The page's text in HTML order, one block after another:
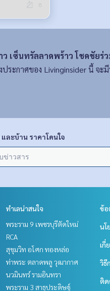
8
เซ็นทรัลลาดพร้าว โชคชัยร่
ระกาศของ Livinginsider นี้ จะมี
ละบ้าน ราคาโดนใจ
ทำเลน่าสนใจ
พระราม 9 เพชรบุรีตัดใหม่
RCA
สุขุมวิท อโศก ทองหล่อ
ท่าพระ ตลาดพลู วุฒากาศ
นวมินทร์ รามอินทรา
พระราม 3 สาธุประดิษฐ์
ข้อ
นโ
เกี่
วิธี
ติ